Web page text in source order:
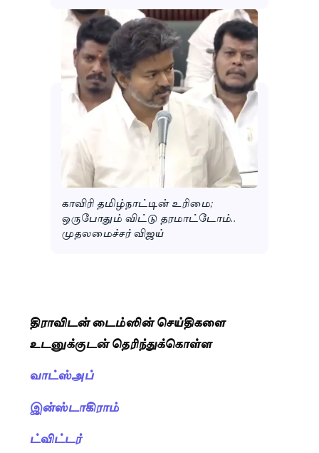
காவிரி தமிழ்நாட்டின் உரிமை;
ஒருபோதும் விட்டு தரமாட்டோம்..
முதலமைச்சர் விஜய்
திராவிடன் டைம்ஸின் செய்திகளை
உடனுக்குடன் தெரிந்துக்கொள்ள
வாட்ஸ்அப்
இன்ஸ்டாகிராம்
ட்விட்டர்